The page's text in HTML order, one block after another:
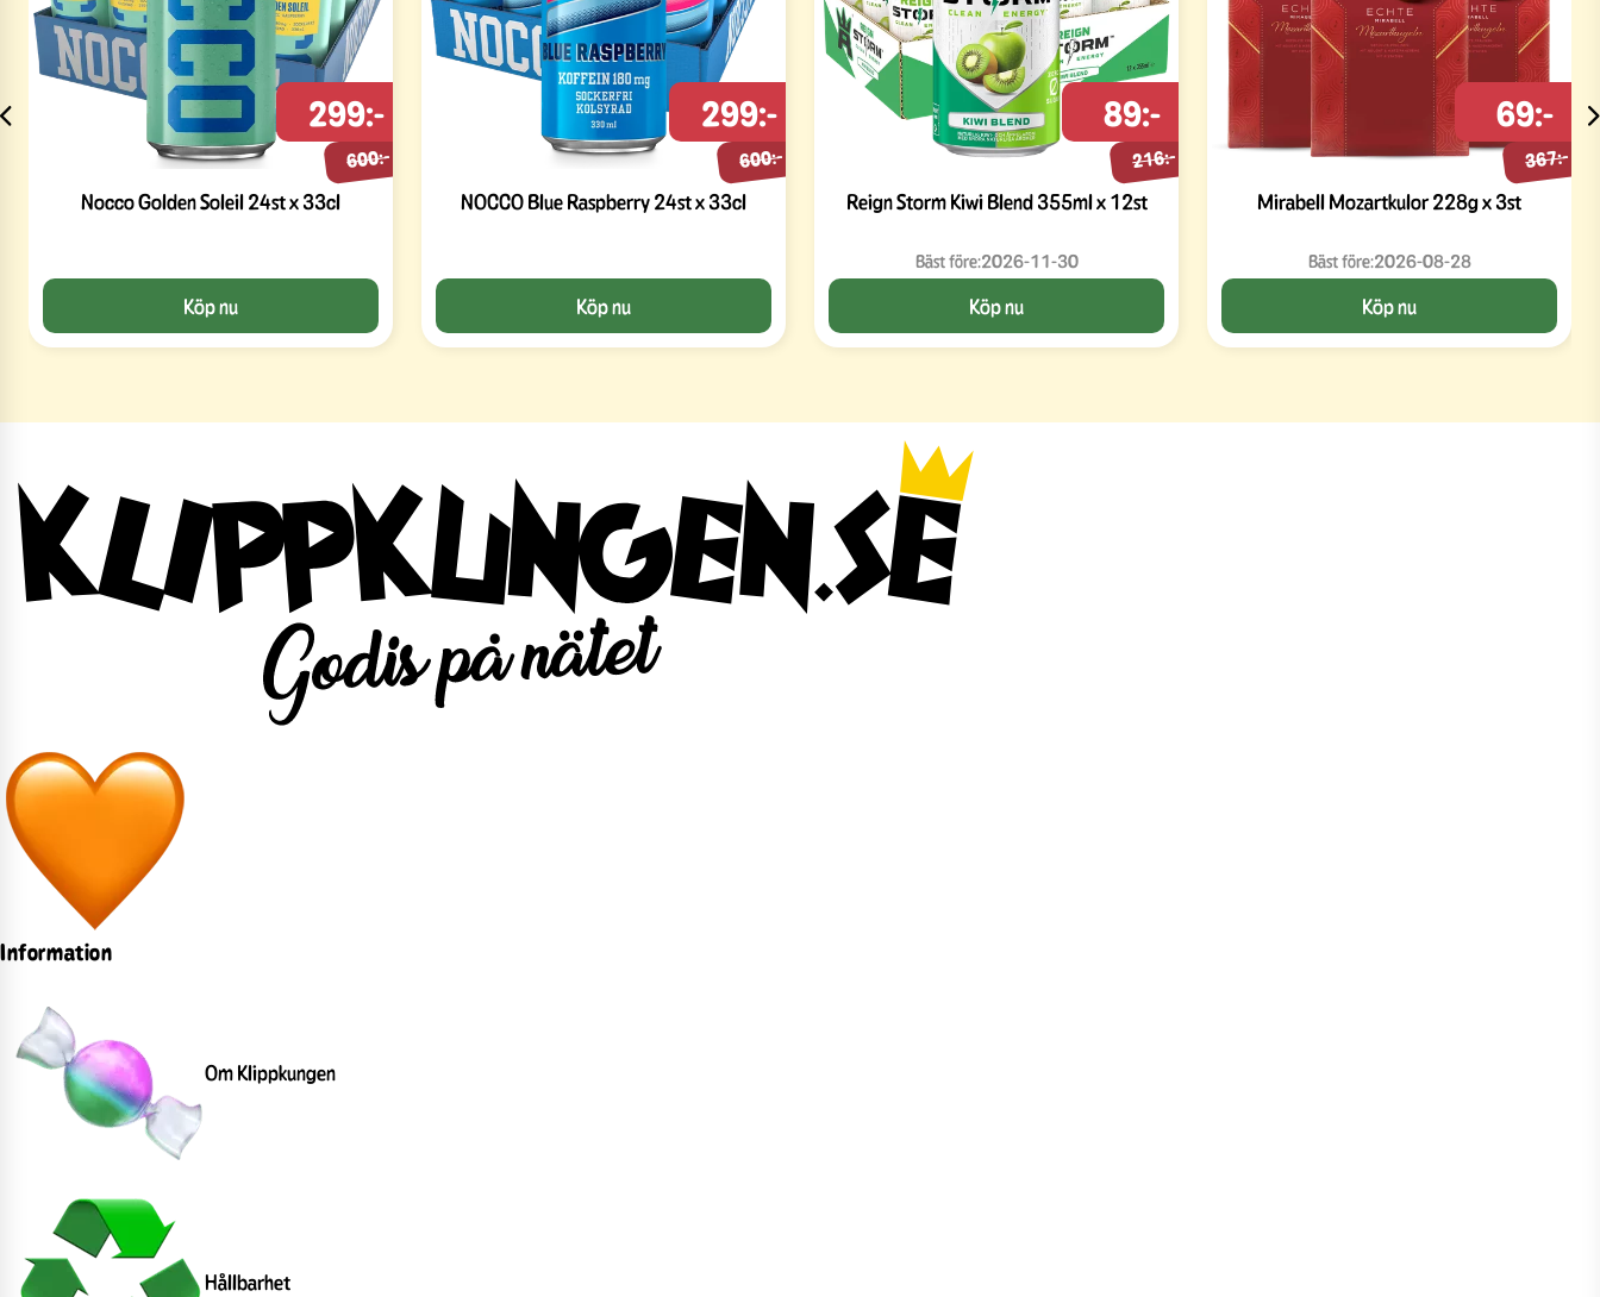
Nocco Golden Soleil 24st x 33cl
600:-
299:-
Köp nu
NOCCO Blue Raspberry 24st x 33cl
600:-
299:-
Köp nu
Reign Storm Kiwi Blend 355ml x 12st
216:-
89:-
Bäst före:2026-11-30
Köp nu
Mirabell Mozartkulor 228g x 3st
367:-
69:-
Bäst före:2026-08-28
Köp nu
Information
Om Klippkungen
Hållbarhet